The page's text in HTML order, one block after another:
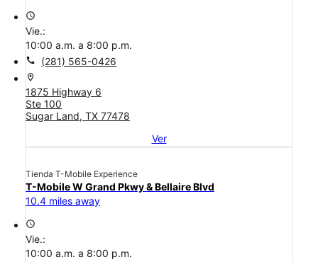
access_time
Vie.:
10:00 a.m. a 8:00 p.m.
call (281) 565-0426
location_on
1875 Highway 6
Ste 100
Sugar Land, TX 77478
Ver
Tienda T-Mobile Experience
T-Mobile W Grand Pkwy & Bellaire Blvd
10.4 miles away
access_time
Vie.:
10:00 a.m. a 8:00 p.m.